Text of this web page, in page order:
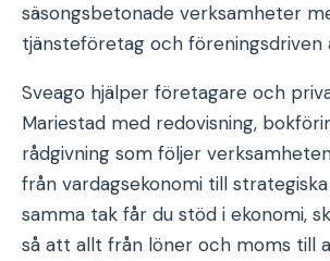
säsongsbetonade verksamheter
tjänsteföretag och föreningsdriven
Sveago hjälper företagare och
Mariestad med redovisning,
rådgivning som följer
från vardagsekonomi till
samma tak får du stöd i ekonomi,
så att allt från löner och moms till